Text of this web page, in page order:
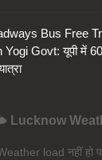
Bus Free
Govt: यूपी में
Lucknow
load नहीं हो